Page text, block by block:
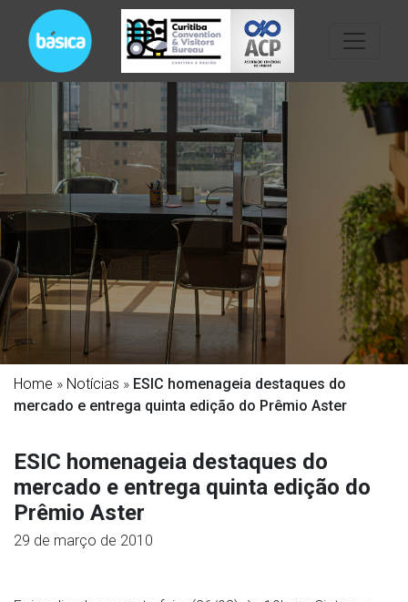
Home » Notícias » ESIC homenageia destaques do
mercado e entrega quinta edição do Prêmio Aster
ESIC homenageia destaques do
mercado e entrega quinta edição do
Prêmio Aster
29 de março de 2010